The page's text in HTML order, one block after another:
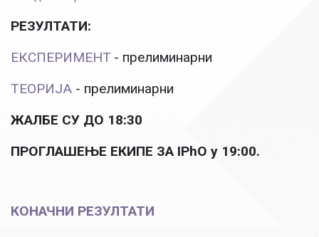
РЕЗУЛТАТИ:
ЕКСПЕРИМЕНТ - прелиминарни
ТЕОРИЈА - прелиминарни
ЖАЛБЕ СУ ДО 18:30
ПРОГЛАШЕЊЕ ЕКИПЕ ЗА IPhO у 19:00.
КОНАЧНИ РЕЗУЛТАТИ